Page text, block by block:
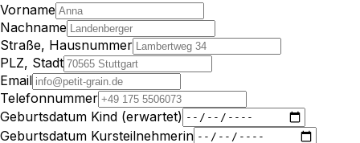
Vorname
Nachname
Straße, Hausnummer
PLZ, Stadt
Email
Telefonnummer
Geburtsdatum Kind (erwartet)
Geburtsdatum Kursteilnehmerin